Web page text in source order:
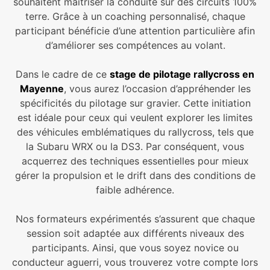
terre. Grâce à un coaching personnalisé, chaque
participant bénéficie d’une attention particulière afin
d’améliorer ses compétences au volant.
Dans le cadre de ce stage de pilotage rallycross en
Mayenne, vous aurez l’occasion d’appréhender les
spécificités du pilotage sur gravier. Cette initiation
est idéale pour ceux qui veulent explorer les limites
des véhicules emblématiques du rallycross, tels que
la Subaru WRX ou la DS3. Par conséquent, vous
acquerrez des techniques essentielles pour mieux
gérer la propulsion et le drift dans des conditions de
faible adhérence.
Nos formateurs expérimentés s’assurent que chaque
session soit adaptée aux différents niveaux des
participants. Ainsi, que vous soyez novice ou
conducteur aguerri, vous trouverez votre compte lors